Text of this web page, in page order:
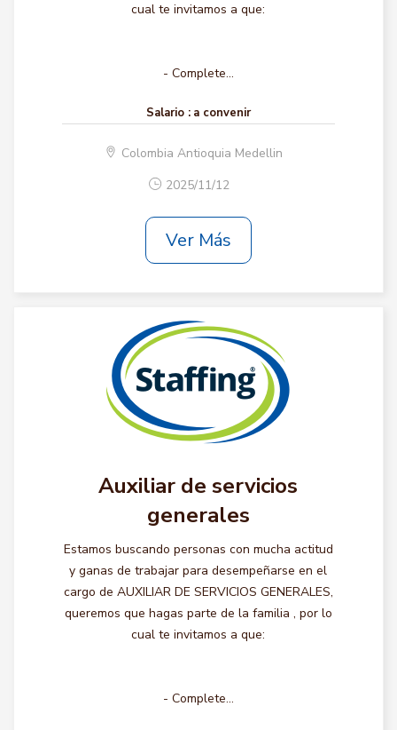
cual te invitamos a que:
- Complete...
Salario : a convenir
Colombia Antioquia Medellin
2025/11/12
Ver Más
Auxiliar de servicios
generales
Estamos buscando personas con mucha actitud
y ganas de trabajar para desempeñarse en el
cargo de AUXILIAR DE SERVICIOS GENERALES,
queremos que hagas parte de la familia , por lo
cual te invitamos a que:
- Complete...